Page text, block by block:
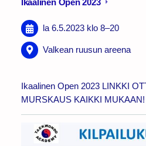
la 6.5.2023 klo 8–20
Valkean ruusun areena
Ikaalinen Open 2023 LINKKI
MURSKAUS KAIKKI MUKAAN!